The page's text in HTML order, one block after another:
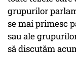
grupurilor
se mai primesc
sau ale
să discutăm